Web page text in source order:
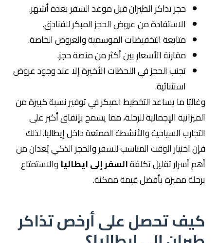
حجز تذاكر الطيران قبل موعد السفر بعدة أشهر.
الاستفادة من عروض الحجز المبكر للفنادق.
متابعة التخفيضات الموسمية والعروض الخاصة.
مقارنة الأسعار بين أكثر من منصة حجز.
تجنب الحجز في اللحظات الأخيرة إلا عند وجود عروض
استثنائية.
وغالبًا ما يساعد التخطيط المبكر في توفير نسبة كبيرة من
الميزانية الإجمالية للرحلة، مما يسمح بإنفاق أكبر على
التجارب السياحية والأنشطة الممتعة داخل إيطاليا. لذلك
فإن اختيار الوقت المناسب للسفر والحجز الذكي يُعدان من
أهم أسرار تقليل تكلفةالسفر إلى ايطالياوالاستمتاع
برحلة مميزة بأفضل قيمة ممكنة.
كيف تحصل على أرخص تذاكر